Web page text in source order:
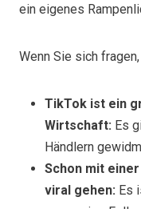
ein eigenes
Wenn Sie sich
TikTok ist ein
Wirtschaft: Es
Händlern
Schon mit
viral gehen: Es